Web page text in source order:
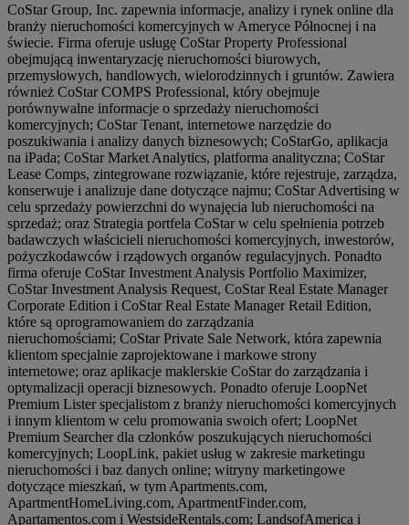
CoStar Group, Inc. zapewnia informacje, analizy i rynek online dla
branży nieruchomości komercyjnych w Ameryce Północnej i na
świecie. Firma oferuje usługę CoStar Property Professional
obejmującą inwentaryzację nieruchomości biurowych,
przemysłowych, handlowych, wielorodzinnych i gruntów. Zawiera
również CoStar COMPS Professional, który obejmuje
porównywalne informacje o sprzedaży nieruchomości
komercyjnych; CoStar Tenant, internetowe narzędzie do
poszukiwania i analizy danych biznesowych; CoStarGo, aplikacja
na iPada; CoStar Market Analytics, platforma analityczna; CoStar
Lease Comps, zintegrowane rozwiązanie, które rejestruje, zarządza,
konserwuje i analizuje dane dotyczące najmu; CoStar Advertising w
celu sprzedaży powierzchni do wynajęcia lub nieruchomości na
sprzedaż; oraz Strategia portfela CoStar w celu spełnienia potrzeb
badawczych właścicieli nieruchomości komercyjnych, inwestorów,
pożyczkodawców i rządowych organów regulacyjnych. Ponadto
firma oferuje CoStar Investment Analysis Portfolio Maximizer,
CoStar Investment Analysis Request, CoStar Real Estate Manager
Corporate Edition i CoStar Real Estate Manager Retail Edition,
które są oprogramowaniem do zarządzania
nieruchomościami; CoStar Private Sale Network, która zapewnia
klientom specjalnie zaprojektowane i markowe strony
internetowe; oraz aplikacje maklerskie CoStar do zarządzania i
optymalizacji operacji biznesowych. Ponadto oferuje LoopNet
Premium Lister specjalistom z branży nieruchomości komercyjnych
i innym klientom w celu promowania swoich ofert; LoopNet
Premium Searcher dla członków poszukujących nieruchomości
komercyjnych; LoopLink, pakiet usług w zakresie marketingu
nieruchomości i baz danych online; witryny marketingowe
dotyczące mieszkań, w tym Apartments.com,
ApartmentHomeLiving.com, ApartmentFinder.com,
Apartamentos.com i WestsideRentals.com; LandsofAmerica i